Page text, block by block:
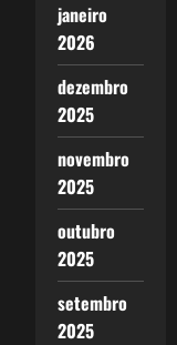
janeiro
2026
dezembro
2025
novembro
2025
outubro
2025
setembro
2025